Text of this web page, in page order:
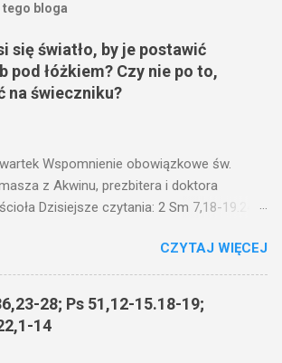
tego bloga
się światło, by je postawić
pod łóżkiem? Czy nie po to,
na świeczniku?
Wspomnienie obowiązkowe św.
z Akwinu, prezbitera i doktora
Dzisiejsze czytania: 2 Sm 7,18-19.24-
4,21-25) Jezus mówił ludowi: Czy po to
się światło, by je postawić pod korcem
pod łóżkiem? Czy nie po to, aby je postawić
Nie ma bowiem nic ukrytego, co
nie miało wyjść na jaw. Kto ma uszy do
CZYTAJ WIĘCEJ
28; Ps 51,12-15.18-19;
14